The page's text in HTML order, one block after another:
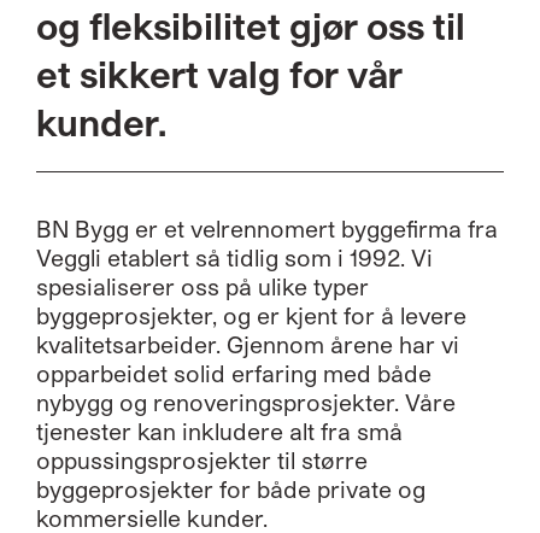
og fleksibilitet gjør oss til
et sikkert valg for vår
kunder.
BN Bygg er et velrennomert byggefirma fra
Veggli etablert så tidlig som i 1992. Vi
spesialiserer oss på ulike typer
byggeprosjekter, og er kjent for å levere
kvalitetsarbeider. Gjennom årene har vi
opparbeidet solid erfaring med både
nybygg og renoveringsprosjekter. Våre
tjenester kan inkludere alt fra små
oppussingsprosjekter til større
byggeprosjekter for både private og
kommersielle kunder.